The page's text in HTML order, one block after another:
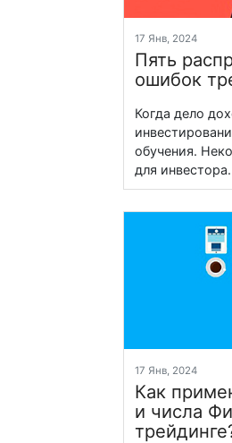
17 Янв, 2024
Пять
ошибок
Когда дело
обучения.
для
17 Янв, 2024
Как
и числа